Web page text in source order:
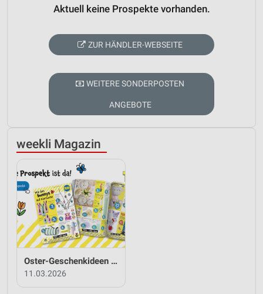
Aktuell keine Prospekte vorhanden.
ZUR HÄNDLER-WEBSEITE
WEITERE SONDERPOSTEN
ANGEBOTE
weekli Magazin
Oster-Geschenkideen von TEDi
11.03.2026